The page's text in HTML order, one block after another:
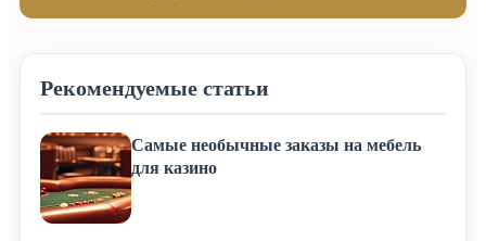
Рекомендуемые статьи
Самые необычные заказы на мебель
для казино